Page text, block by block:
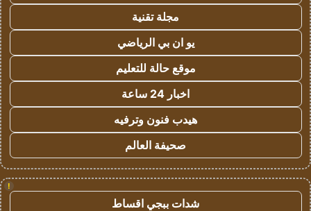
مجلة تقنية
يو ان بي الرياضي
موقع حالة للتعليم
اخبار 24 ساعة
هيدب فنون وترفيه
صحيفة العالم
!
شدات ببجي اقساط